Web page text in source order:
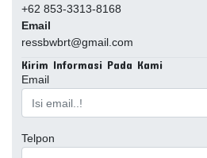
+62 853-3313-8168
Email
ressbwbrt@gmail.com
Kirim Informasi Pada Kami
Email
Telpon